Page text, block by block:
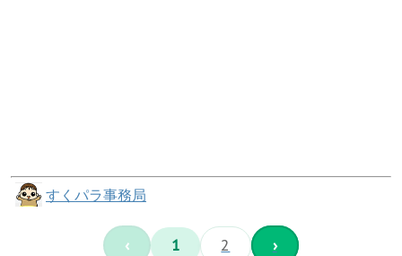
すくパラ事務局
‹ 1 2 ›